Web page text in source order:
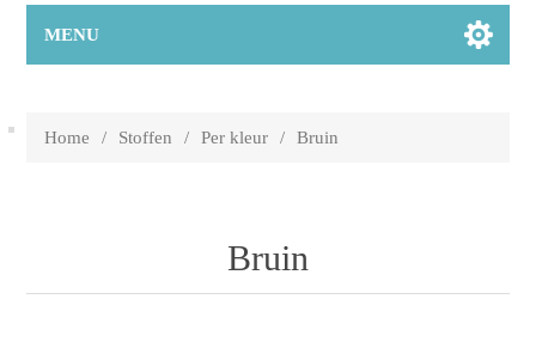
MENU
Home / Stoffen / Per kleur / Bruin
Bruin